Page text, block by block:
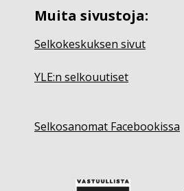
Muita sivustoja:
Selkokeskuksen sivut
YLE:n selkouutiset
Selkosanomat Facebookissa